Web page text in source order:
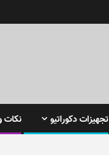
تجهیزات دکوراتیو
نکات